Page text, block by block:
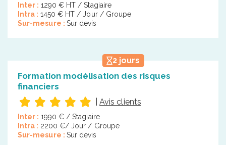
Inter : 1290 € HT / Stagiaire
Intra : 1450 € HT / Jour / Groupe
Sur-mesure : Sur devis
2 jours
Formation modélisation des risques
financiers
Avis clients
Inter : 1990 € / Stagiaire
Intra : 2200 €/ Jour / Groupe
Sur-mesure : Sur devis